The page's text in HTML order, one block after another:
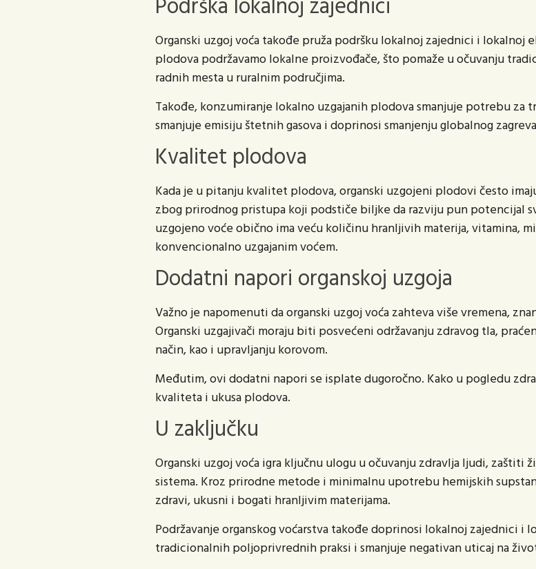
Podrška lokalnoj zajednici
Organski uzgoj voća takođe pruža podršku lokalnoj zajednici i lokalnoj
plodova podržavamo lokalne proizvođače, što pomaže u očuvanju
radnih mesta u ruralnim područjima.
Takođe, konzumiranje lokalno uzgajanih plodova smanjuje potrebu za
smanjuje emisiju štetnih gasova i doprinosi smanjenju globalnog
Kvalitet plodova
Kada je u pitanju kvalitet plodova, organski uzgojeni plodovi često
zbog prirodnog pristupa koji podstiče biljke da razviju pun potencijal
uzgojeno voće obično ima veću količinu hranljivih materija, vitamina,
konvencionalno uzgajanim voćem.
Dodatni napori organskoj uzgoja
Važno je napomenuti da organski uzgoj voća zahteva više vremena,
Organski uzgajivači moraju biti posvećeni održavanju zdravog tla,
način, kao i upravljanju korovom.
Međutim, ovi dodatni napori se isplate dugoročno. Kako u pogledu
kvaliteta i ukusa plodova.
U zaključku
Organski uzgoj voća igra ključnu ulogu u očuvanju zdravlja ljudi,
sistema. Kroz prirodne metode i minimalnu upotrebu hemijskih
zdravi, ukusni i bogati hranljivim materijama.
Podržavanje organskog voćarstva takođe doprinosi lokalnoj zajednici i
tradicionalnih poljoprivrednih praksi i smanjuje negativan uticaj na